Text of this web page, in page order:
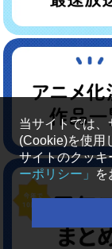
当サイトでは
(Cookie)を使用
サイトのクッキ
ーポリシー」
を